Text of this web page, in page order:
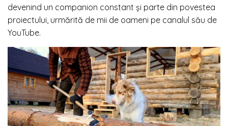
devenind un companion constant și parte din povestea
proiectului, urmărită de mii de oameni pe canalul său de
YouTube.